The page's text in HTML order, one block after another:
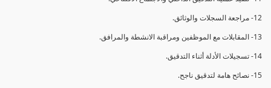
12- مراجعة السجلات والوثائق.
13- المقابلات مع الموظفين ومراقبة الانشطة والمرافق.
14- تسجيلات الأدلة أثناء التدقيق.
15- نصائح هامة لتدقيق ناجح.